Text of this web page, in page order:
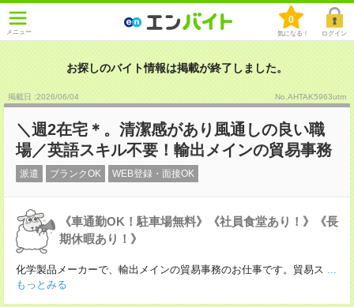
メニュー
0
気になる！ ログイン
お探しのバイト情報は掲載が終了しました。
掲載日 :2026/06/04 No.AHTAK5963utm
＼週2在宅＊。清潔感があり風通しの良い職
場／英語スキル不要！輸出メインの貿易事務
派遣 ブランクOK WEB登録・面接OK
《車通勤OK！駐車場無料》《社員食堂あり！》《長
期休暇あり！》
化学製品メーカーで、輸出メインの貿易事務のお仕事です。貿易ス ...
もっとみる